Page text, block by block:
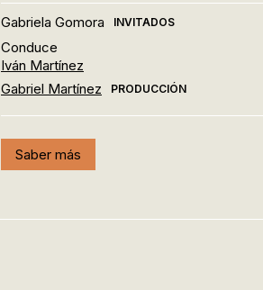
Gabriela Gomora INVITADOS
Conduce
Iván Martínez
Gabriel Martínez
PRODUCCIÓN
Saber más